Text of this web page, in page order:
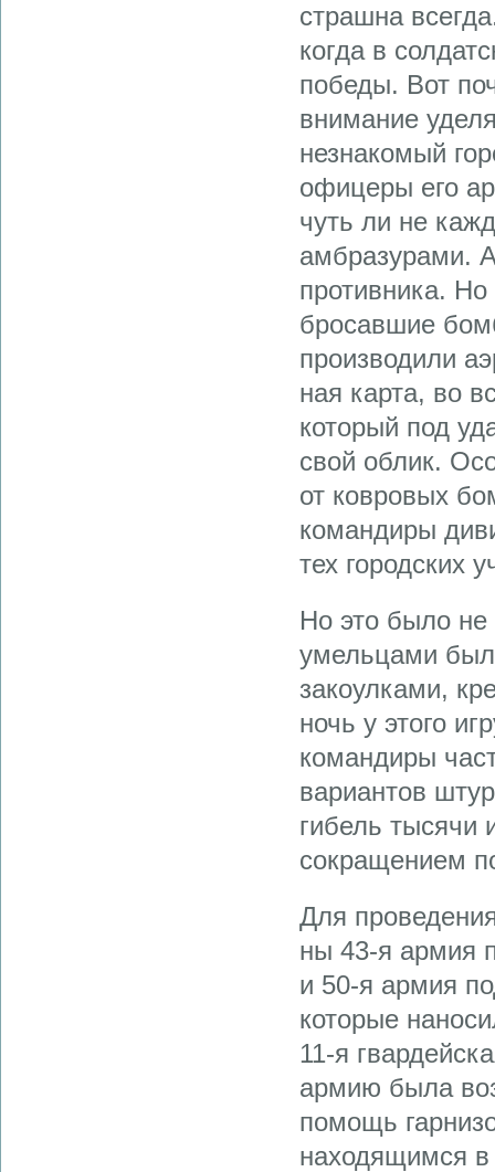
страш­на
когда в
победы. Вот
внимание
незнакомый
офицеры его
чуть ли не
амбразурами.
противника.
бросавшие
производили
ная карта, во
ко­торый под
свой облик.
от ков­ровых
командиры
тех городских
Но это было
умельцами был
за­коулками,
ночь у этого
командиры
вариантов
гибель тысячи
сокращением
Для
ны 43-я армия
и 50-я армия
которые
11-я
армию была
помощь
находящимся в